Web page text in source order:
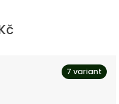
7 variant